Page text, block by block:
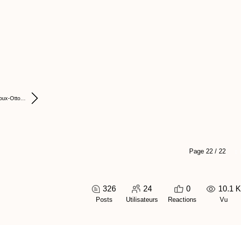
Otto…
Page 22 / 22
326
Posts
24
Utilisateurs
0
Reactions
10.1 K
Vu